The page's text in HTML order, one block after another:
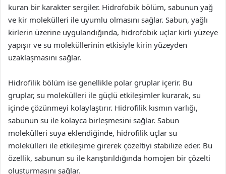
kuran bir karakter sergiler. Hidrofobik bölüm, sabunun yağ
ve kir molekülleri ile uyumlu olmasını sağlar. Sabun, yağlı
kirlerin üzerine uygulandığında, hidrofobik uçlar kirli yüzeye
yapışır ve su moleküllerinin etkisiyle kirin yüzeyden
uzaklaşmasını sağlar.
Hidrofilik bölüm ise genellikle polar gruplar içerir. Bu
gruplar, su molekülleri ile güçlü etkileşimler kurarak, su
içinde çözünmeyi kolaylaştırır. Hidrofilik kısmın varlığı,
sabunun su ile kolayca birleşmesini sağlar. Sabun
molekülleri suya eklendiğinde, hidrofilik uçlar su
molekülleri ile etkileşime girerek çözeltiyi stabilize eder. Bu
özellik, sabunun su ile karıştırıldığında homojen bir çözelti
oluşturmasını sağlar.